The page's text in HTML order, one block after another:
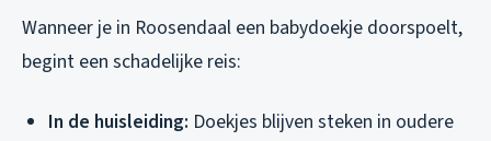
Wanneer je in Roosendaal een babydoekje doorspoelt,
begint een schadelijke reis:
In de huisleiding: Doekjes blijven steken in oudere